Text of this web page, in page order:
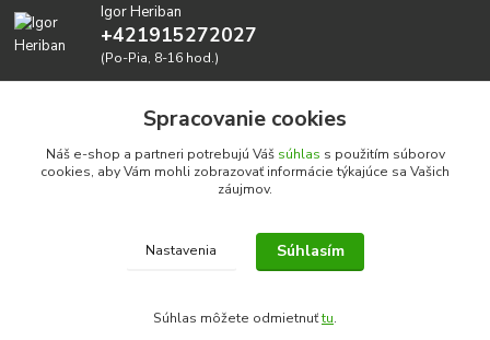
Igor Heriban
+421915272027
(Po-Pia, 8-16 hod.)
Realizujeme prírodné akvária: AkvaShop s.r.o. • IBAN:
SK3911000000002947087849
Spracovanie cookies
Náš e-shop a partneri potrebujú Váš súhlas s použitím súborov
cookies, aby Vám mohli zobrazovať informácie týkajúce sa Vašich
záujmov.
Nastavenia Súhlasím
Súhlas môžete odmietnuťtu.